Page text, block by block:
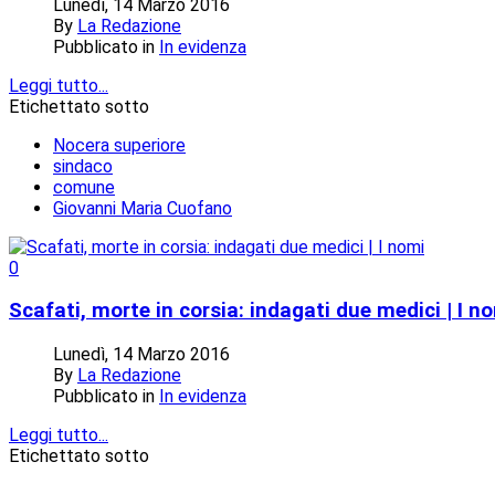
Lunedì, 14 Marzo 2016
By La Redazione
Pubblicato in In evidenza
Leggi tutto...
Etichettato sotto
Nocera superiore
sindaco
comune
Giovanni Maria Cuofano
0
Scafati, morte in corsia: indagati due medici | I
Lunedì, 14 Marzo 2016
By La Redazione
Pubblicato in In evidenza
Leggi tutto...
Etichettato sotto